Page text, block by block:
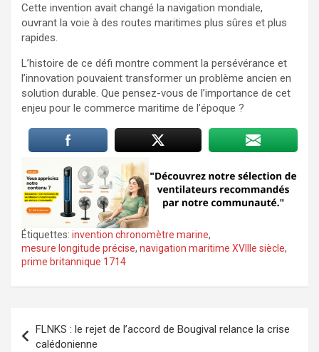
Cette invention avait changé la navigation mondiale,
ouvrant la voie à des routes maritimes plus sûres et plus
rapides.
L’histoire de ce défi montre comment la persévérance et
l’innovation pouvaient transformer un problème ancien en
solution durable. Que pensez-vous de l’importance de cet
enjeu pour le commerce maritime de l’époque ?
Étiquettes: invention chronomètre marine,
mesure longitude précise, navigation maritime XVIIIe siècle,
prime britannique 1714
de
FLNKS : le rejet de l’accord de Bougival relance la crise
calédonienne